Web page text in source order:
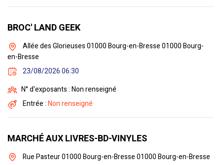
BROC' LAND GEEK
Allée des Glorieuses 01000 Bourg-en-Bresse 01000 Bourg-
en-Bresse
23/08/2026 06:30
N° d'exposants : Non renseigné
Entrée :Non renseigné
MARCHÉ AUX LIVRES-BD-VINYLES
Rue Pasteur 01000 Bourg-en-Bresse 01000 Bourg-en-Bresse